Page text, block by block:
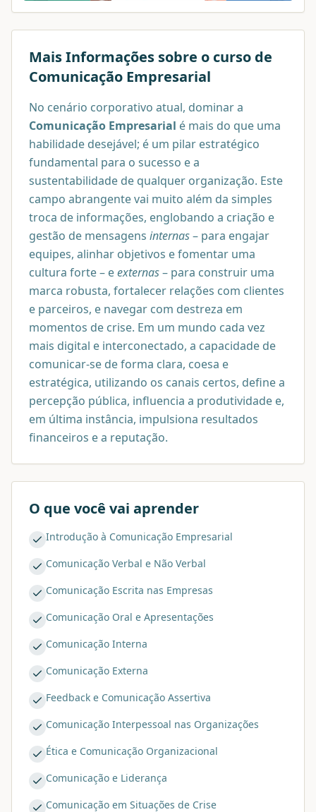
Mais Informações sobre o curso de
Comunicação Empresarial
No cenário corporativo atual, dominar a
Comunicação Empresarial é mais do que uma
habilidade desejável; é um pilar estratégico
fundamental para o sucesso e a
sustentabilidade de qualquer organização. Este
campo abrangente vai muito além da simples
troca de informações, englobando a criação e
gestão de mensagens internas– para engajar
equipes, alinhar objetivos e fomentar uma
cultura forte – eexternas– para construir uma
marca robusta, fortalecer relações com clientes
e parceiros, e navegar com destreza em
momentos de crise. Em um mundo cada vez
mais digital e interconectado, a capacidade de
comunicar-se de forma clara, coesa e
estratégica, utilizando os canais certos, define a
percepção pública, influencia a produtividade e,
em última instância, impulsiona resultados
financeiros e a reputação.
O que você vai aprender
Introdução à Comunicação Empresarial
Comunicação Verbal e Não Verbal
Comunicação Escrita nas Empresas
Comunicação Oral e Apresentações
Comunicação Interna
Comunicação Externa
Feedback e Comunicação Assertiva
Comunicação Interpessoal nas Organizações
Ética e Comunicação Organizacional
Comunicação e Liderança
Comunicação em Situações de Crise